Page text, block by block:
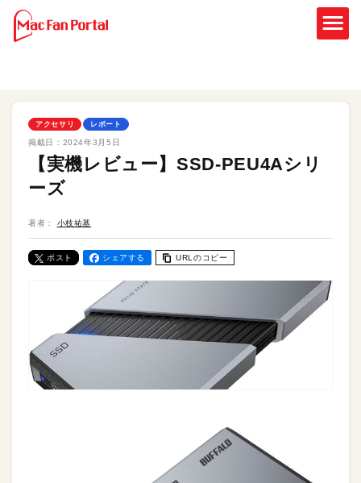
アクセサリ レポート
掲載日： 2024年3月5日
【実機レビュー】SSD-PEU4Aシリ
ーズ
著者： 小枝祐基
ポスト シェアする URLのコピー